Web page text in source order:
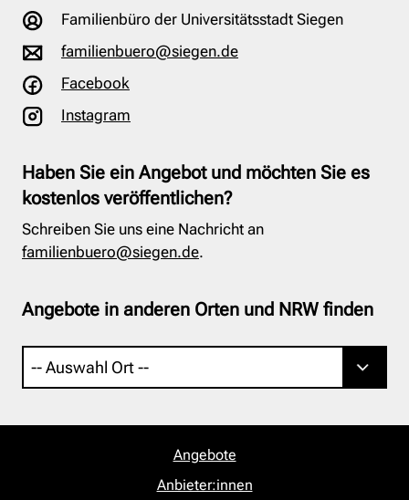
Familienbüro der Universitätsstadt Siegen
familienbuero@siegen.de
Facebook
Instagram
Haben Sie ein Angebot und möchten Sie es
kostenlos veröffentlichen?
Schreiben Sie uns eine Nachricht an
familienbuero@siegen.de.
Angebote in anderen Orten und NRW finden
Angebote
Anbieter:innen